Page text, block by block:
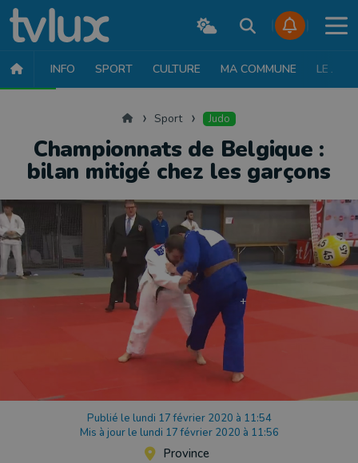
INFO SPORT CULTURE MA COMMUNE LE JT
AccueilSport Judo
Championnats de Belgique :
bilan mitigé chez les garçons
Publié le lundi 17 février 2020 à 11:54
Mis à jour le lundi 17 février 2020 à 11:56
Province